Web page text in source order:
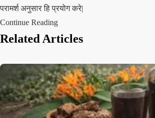
परामर्श अनुसार हि प्रयोग करे|
Continue Reading
Related Articles